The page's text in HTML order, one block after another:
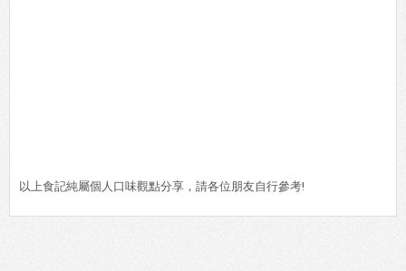
以上食記純屬個人口味觀點分享，請各位朋友自行參考!